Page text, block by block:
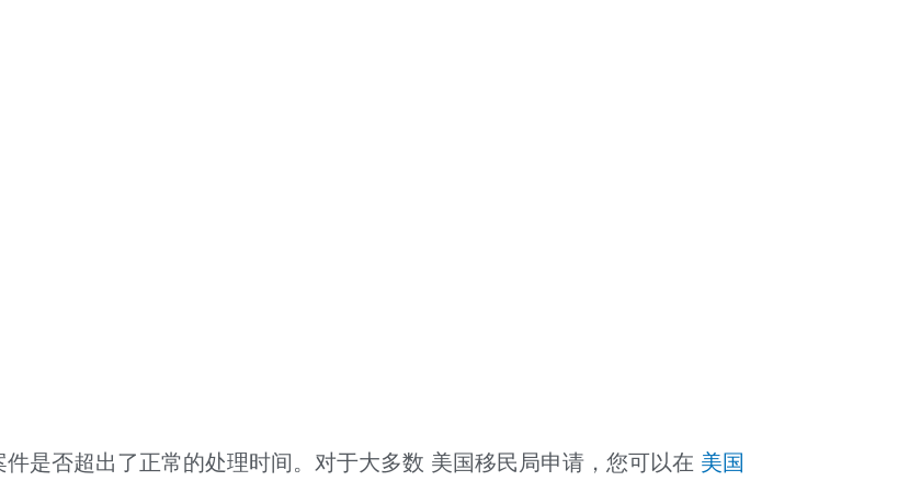
是否超出了正常的处理时间。对于大多数 美国移民局申请，您可以在 美国